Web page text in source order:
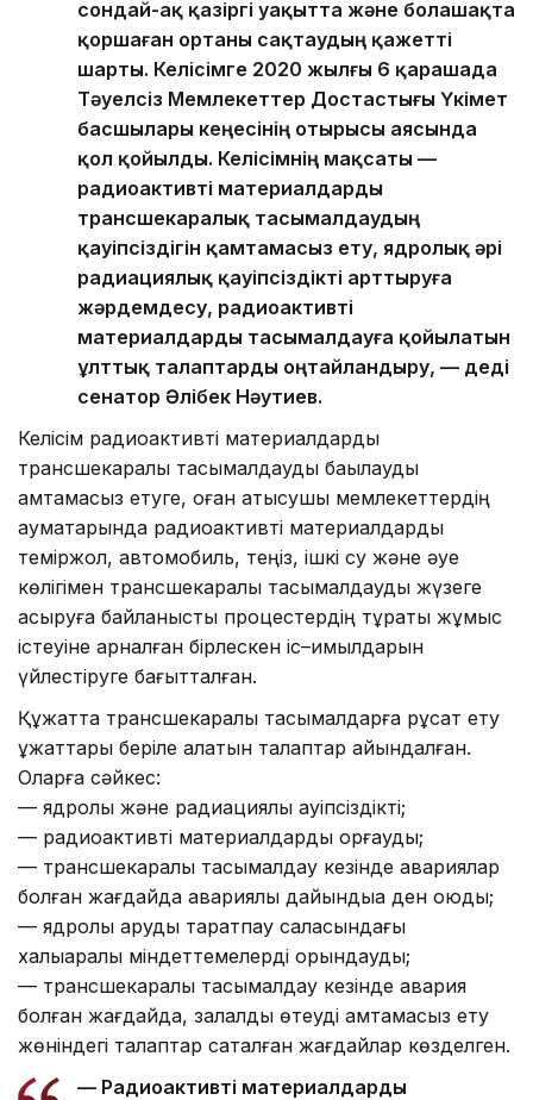
сондай-ақ қазіргі уақытта және болашақта
қоршаған ортаны сақтаудың қажетті
шарты. Келісімге 2020 жылғы 6 қарашада
Тәуелсіз Мемлекеттер Достастығы Үкімет
басшылары кеңесінің отырысы аясында
қол қойылды. Келісімнің мақсаты —
радиоактивті материалдарды
трансшекаралық тасымалдаудың
қауіпсіздігін қамтамасыз ету, ядролық әрі
радиациялық қауіпсіздікті арттыруға
жәрдемдесу, радиоактивті
материалдарды тасымалдауға қойылатын
ұлттық талаптарды оңтайландыру, — деді
сенатор Әлібек Нәутиев.
Келісім радиоактивті материалдарды
трансшекаралық тасымалдауды бақылауды
қамтамасыз етуге, оған қатысушы мемлекеттердің
аумақтарында радиоактивті материалдарды
теміржол, автомобиль, теңіз, ішкі су және әуе
көлігімен трансшекаралық тасымалдауды жүзеге
асыруға байланысты процестердің тұрақты жұмыс
істеуіне арналған бірлескен іс–қимылдарын
үйлестіруге бағытталған.
Құжатта трансшекаралық тасымалдарға рұқсат ету
құжаттары беріле алатын талаптар айқындалған.
Оларға сәйкес:
— ядролық және радиациялық қауіпсіздікті;
— радиоактивті материалдарды қорғауды;
— трансшекаралық тасымалдау кезінде авариялар
болған жағдайда авариялық дайындыққа ден қоюды;
— ядролық қаруды таратпау саласындағы
халықаралық міндеттемелерді орындауды;
— трансшекаралық тасымалдау кезінде авария
болған жағдайда, залалды өтеуді қамтамасыз ету
жөніндегі талаптар сақталған жағдайлар көзделген.
— Радиоактивті материалдарды